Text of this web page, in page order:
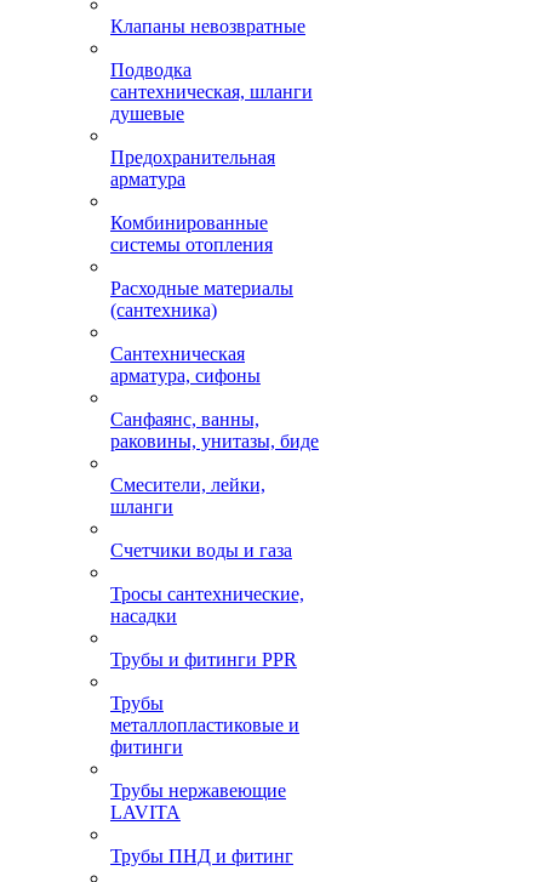
Клапаны невозвратные
Подводка
сантехническая, шланги
душевые
Предохранительная
арматура
Комбинированные
системы отопления
Расходные материалы
(сантехника)
Сантехническая
арматура, сифоны
Санфаянс, ванны,
раковины, унитазы, биде
Смесители, лейки,
шланги
Счетчики воды и газа
Тросы сантехнические,
насадки
Трубы и фитинги PPR
Трубы
металлопластиковые и
фитинги
Трубы нержавеющие
LAVITA
Трубы ПНД и фитинг